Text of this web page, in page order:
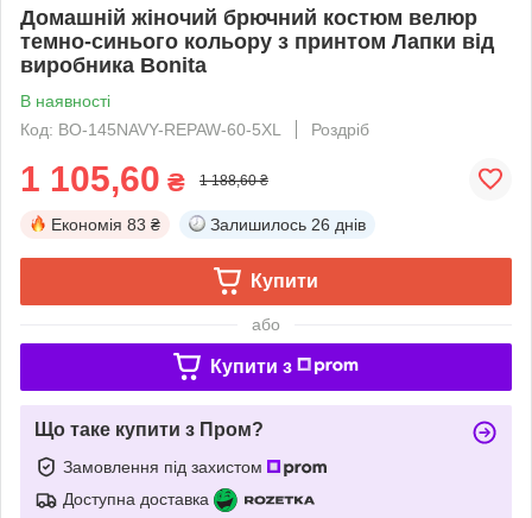
Домашній жіночий брючний костюм велюр
темно-синього кольору з принтом Лапки від
виробника Bonita
В наявності
Код: BO-145NAVY-REPAW-60-5XL
Роздріб
1 105,60 ₴ 1 188,60 ₴
Економія 83 ₴ Залишилось 26 днів
Купити
або
Купити з
Що таке купити з Пром?
Замовлення під захистом
Доступна доставка